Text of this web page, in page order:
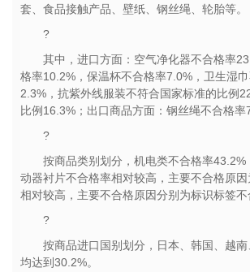
套、食品接触产品、壁纸、钢丝绳、轮胎等。
?
其中，进口方面：空气净化器不合格率
格率10.2%，保温杯不合格率7.0%，卫生湿
2.3%，抗紫外线服装不符合国家标准的比例
比例16.3%；出口商品方面：钢丝绳不合格
?
按商品类别划分，机电类不合格率
动器衬片不合格率相对较高，主要不合格原
相对较高，主要不合格原因分别为标识标签
?
按商品进口国别划分，日本、韩国、越
均达到30.2%。